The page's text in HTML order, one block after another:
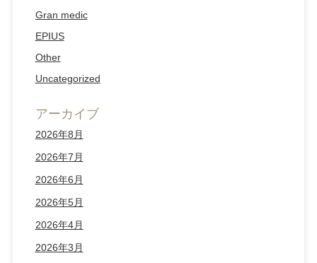
Gran medic
EPIUS
Other
Uncategorized
アーカイブ
2026年8月
2026年7月
2026年6月
2026年5月
2026年4月
2026年3月